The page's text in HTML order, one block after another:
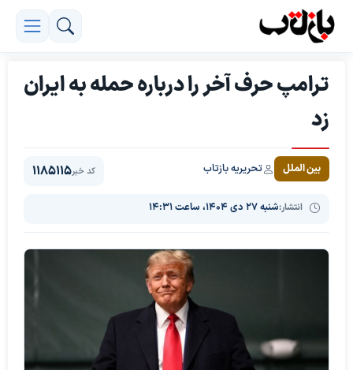
ترامپ حرف آخر را درباره حمله به ایران
زد
بین الملل تحریریه بازتاب
انتشار:شنبه ۲۷ دی ۱۴۰۴، ساعت ۱۴:۳۱
کد خبر1185115